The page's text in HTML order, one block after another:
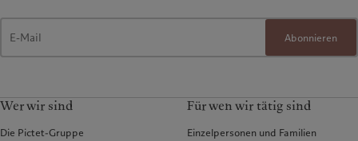
Abonnieren
Wer wir sind
Die Pictet-Gruppe
Für wen wir tätig sind
Einzelpersonen und Familien